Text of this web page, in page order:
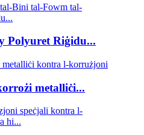
Polyuret Riġidu...
metalliċi...